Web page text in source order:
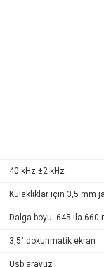
40 kHz ±2 kHz
Kulaklıklar için 3,5 mm
Dalga boyu: 645 ila 660
3,5" dokunmatik ekran
Usb arayüz